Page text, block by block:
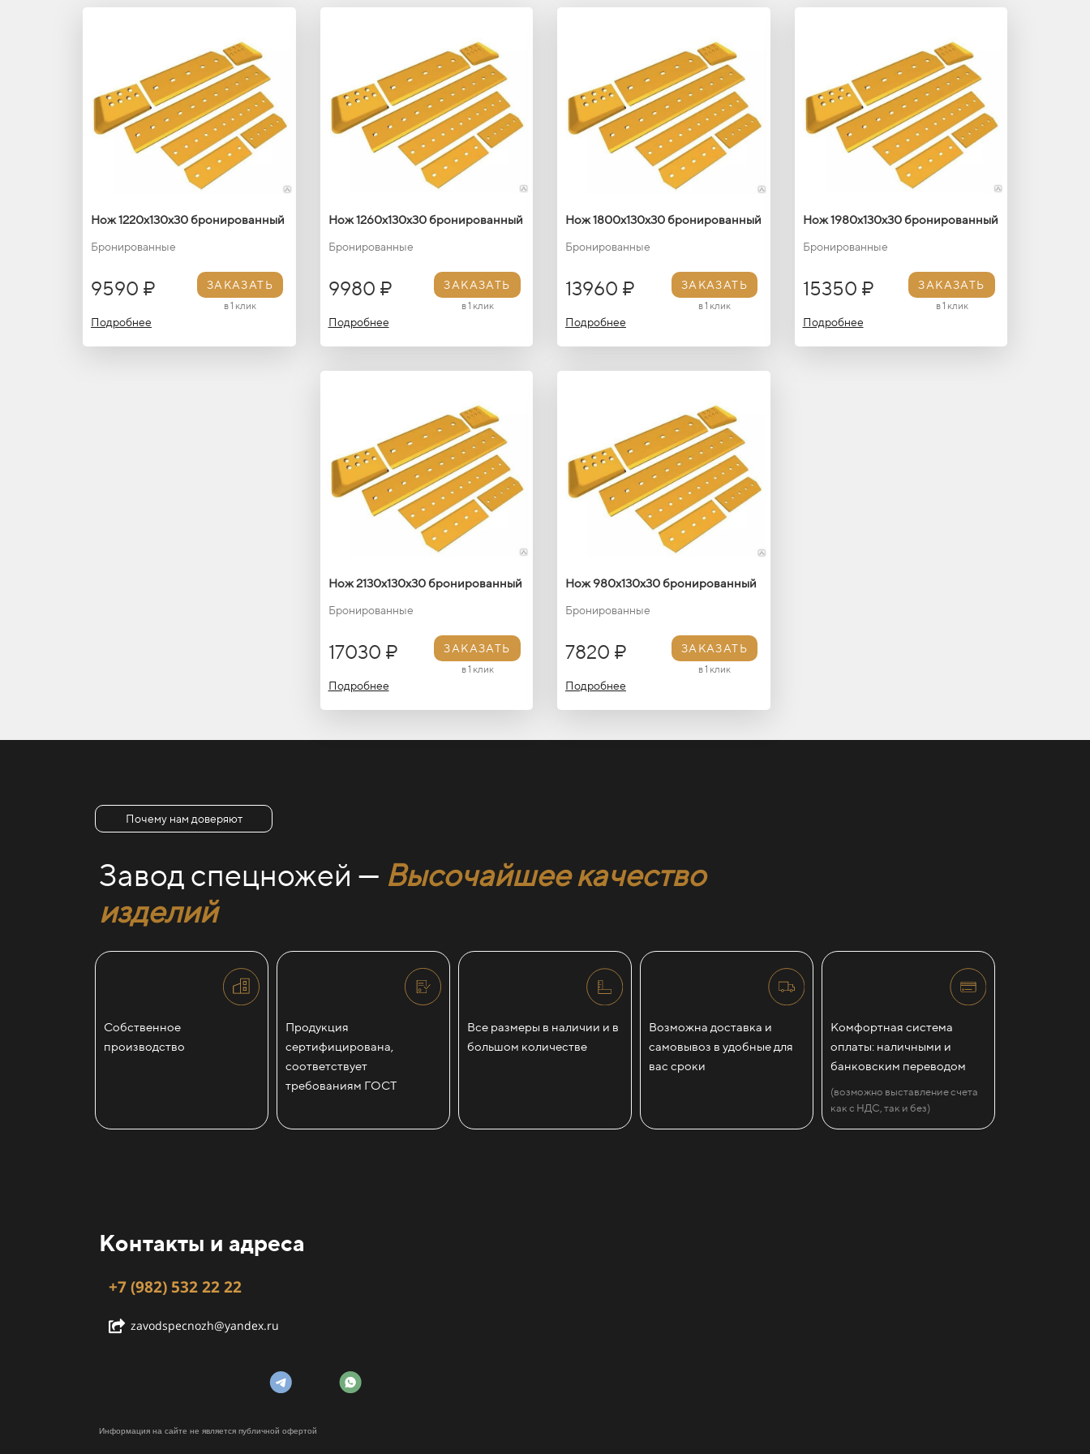
Нож 1220х130х30 бронированный
Бронированные
9590 ₽ ЗАКАЗАТЬ
в 1 клик
Подробнее
Нож 1260х130х30 бронированный
Бронированные
9980 ₽ ЗАКАЗАТЬ
в 1 клик
Подробнее
Нож 1800х130х30 бронированный
Бронированные
13960 ₽ ЗАКАЗАТЬ
в 1 клик
Подробнее
Нож 1980х130х30 бронированный
Бронированные
15350 ₽ ЗАКАЗАТЬ
в 1 клик
Подробнее
Нож 2130х130х30 бронированный
Бронированные
17030 ₽ ЗАКАЗАТЬ
в 1 клик
Подробнее
Нож 980х130х30 бронированный
Бронированные
7820 ₽ ЗАКАЗАТЬ
в 1 клик
Подробнее
Почему нам доверяют
Завод спецножей — Высочайшее качество
изделий
Собственное
производство
Продукция
сертифицирована,
соответствует
требованиям ГОСТ
Все размеры в наличии и в
большом количестве
Возможна доставка и
самовывоз в удобные для
вас сроки
Комфортная система
оплаты: наличными и
банковским переводом
(возможно выставление счета
как с НДС, так и без)
Контакты и адреса
+7 (982) 532 22 22
zavodspecnozh@yandex.ru
Информация на сайте не является публичной офертой